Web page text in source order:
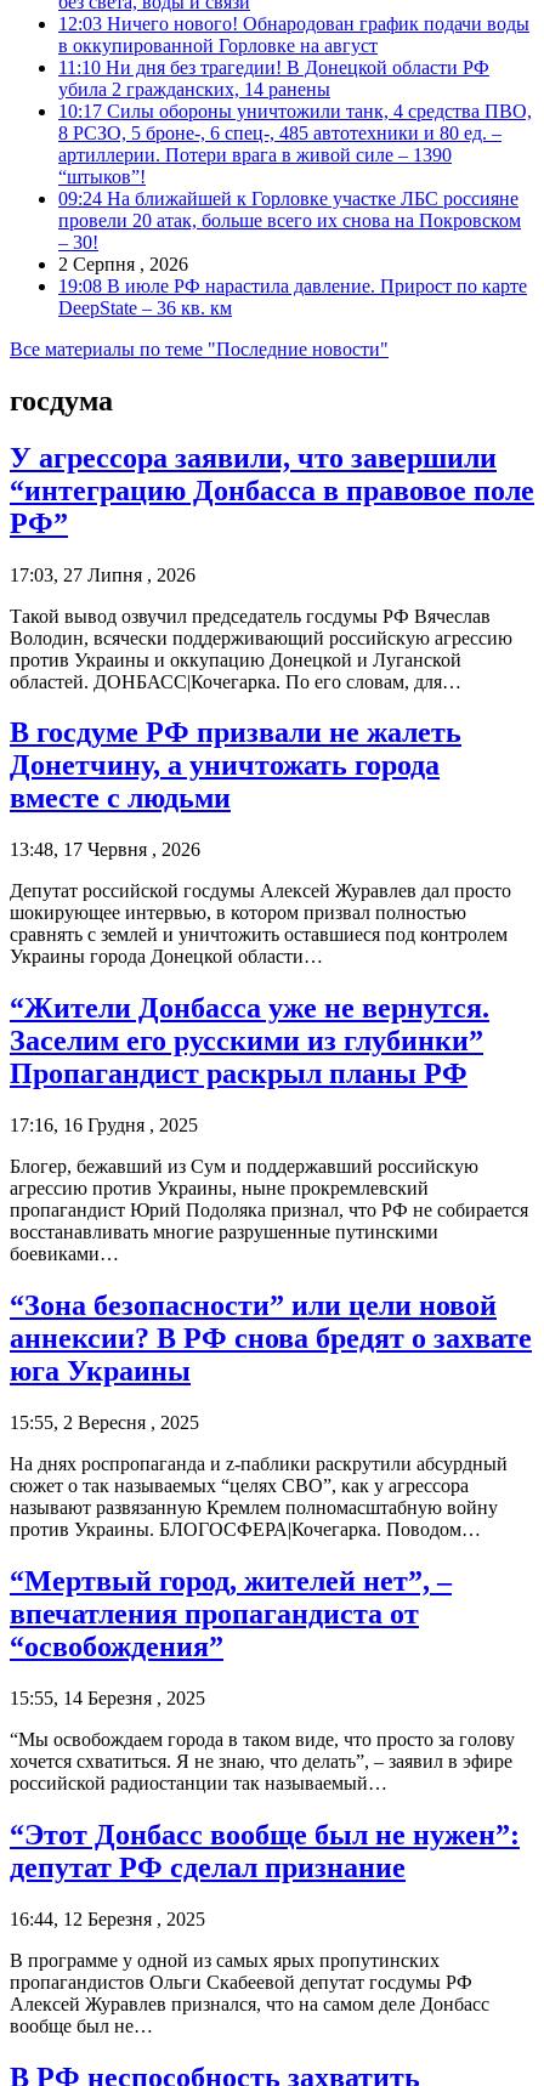
12:03 Ничего нового! Обнародован график подачи воды
в оккупированной Горловке на август
11:10 Ни дня без трагедии! В Донецкой области РФ
убила 2 гражданских, 14 ранены
10:17 Силы обороны уничтожили танк, 4 средства ПВО,
8 РСЗО, 5 броне-, 6 спец-, 485 автотехники и 80 ед. –
артиллерии. Потери врага в живой силе – 1390
“штыков”!
09:24 На ближайшей к Горловке участке ЛБС россияне
провели 20 атак, больше всего их снова на Покровском
– 30!
2 Серпня , 2026
19:08 В июле РФ нарастила давление. Прирост по карте
DeepState – 36 кв. км
Все материалы по теме "Последние новости"
госдума
У агрессора заявили, что завершили
“интеграцию Донбасса в правовое поле
РФ”
17:03, 27 Липня , 2026
Такой вывод озвучил председатель госдумы РФ Вячеслав
Володин, всячески поддерживающий российскую агрессию
против Украины и оккупацию Донецкой и Луганской
областей. ДОНБАСС|Кочегарка. По его словам, для…
В госдуме РФ призвали не жалеть
Донетчину, а уничтожать города
вместе с людьми
13:48, 17 Червня , 2026
Депутат российской госдумы Алексей Журавлев дал просто
шокирующее интервью, в котором призвал полностью
сравнять с землей и уничтожить оставшиеся под контролем
Украины города Донецкой области…
“Жители Донбасса уже не вернутся.
Заселим его русскими из глубинки”
Пропагандист раскрыл планы РФ
17:16, 16 Грудня , 2025
Блогер, бежавший из Сум и поддержавший российскую
агрессию против Украины, ныне прокремлевский
пропагандист Юрий Подоляка признал, что РФ не собирается
восстанавливать многие разрушенные путинскими
боевиками…
“Зона безопасности” или цели новой
аннексии? В РФ снова бредят о захвате
юга Украины
15:55, 2 Вересня , 2025
На днях роспропаганда и z-паблики раскрутили абсурдный
сюжет о так называемых “целях СВО”, как у агрессора
называют развязанную Кремлем полномасштабную войну
против Украины. БЛОГОСФЕРА|Кочегарка. Поводом…
“Мертвый город, жителей нет”, –
впечатления пропагандиста от
“освобождения”
15:55, 14 Березня , 2025
“Мы освобождаем города в таком виде, что просто за голову
хочется схватиться. Я не знаю, что делать”, – заявил в эфире
российской радиостанции так называемый…
“Этот Донбасс вообще был не нужен”:
депутат РФ сделал признание
16:44, 12 Березня , 2025
В программе у одной из самых ярых пропутинских
пропагандистов Ольги Скабеевой депутат госдумы РФ
Алексей Журавлев признался, что на самом деле Донбасс
вообще был не…
В РФ неспособность захватить